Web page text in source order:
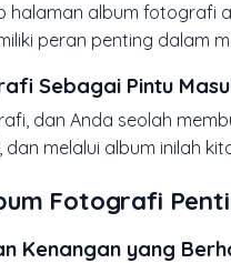
halaman album fotografi
peran penting dalam
Sebagai Pintu
dan Anda seolah
dan melalui album inilah
Fotografi
Kenangan yang